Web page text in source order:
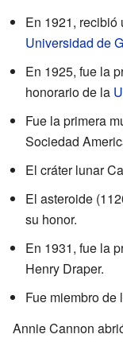
En 1921, recibió
Universidad de
En 1925, fue la
honorario de la
Fue la primera
Sociedad
El cráter lunar
El asteroide
su honor.
En 1931, fue la
Henry Draper.
Fue miembro de
Annie Cannon